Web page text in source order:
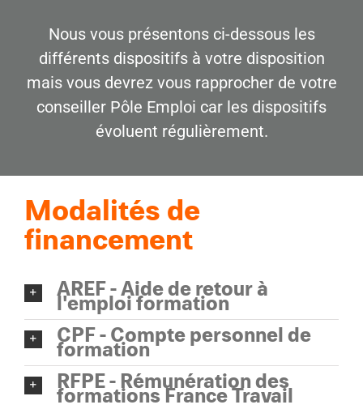
Nous vous présentons ci-dessous les
différents dispositifs à votre disposition
mais vous devrez vous rapprocher de votre
conseiller Pôle Emploi car les dispositifs
évoluent régulièrement.
Modalités de
financement
AREF - Aide de retour à
l'emploi formation
CPF - Compte personnel de
formation
RFPE - Rémunération des
formations France Travail